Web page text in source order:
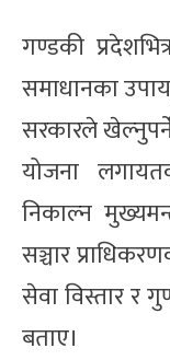
गण्डकी
समाधानका
सरकारले
योजना
निकाल्न
सञ्चार
सेवा विस्तार र
बताए।